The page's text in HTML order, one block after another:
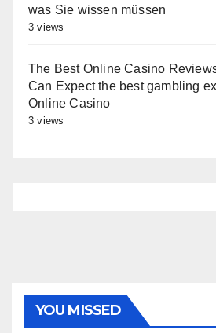
was Sie wissen müssen
3 views
The Best Online Casino
Can Expect the best gambling
Online Casino
3 views
YOU MISSED